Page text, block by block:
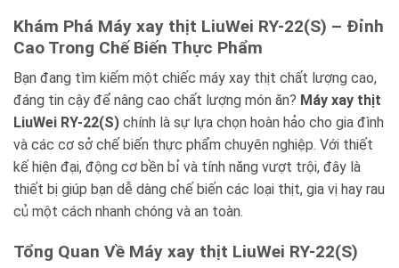
Khám Phá Máy xay thịt LiuWei RY-22(S) – Đỉnh
Cao Trong Chế Biến Thực Phẩm
Bạn đang tìm kiếm một chiếc máy xay thịt chất lượng cao,
đáng tin cậy để nâng cao chất lượng món ăn? Máy xay thịt
LiuWei RY-22(S) chính là sự lựa chọn hoàn hảo cho gia đình
và các cơ sở chế biến thực phẩm chuyên nghiệp. Với thiết
kế hiện đại, động cơ bền bỉ và tính năng vượt trội, đây là
thiết bị giúp bạn dễ dàng chế biến các loại thịt, gia vị hay rau
củ một cách nhanh chóng và an toàn.
Tổng Quan Về Máy xay thịt LiuWei RY-22(S)